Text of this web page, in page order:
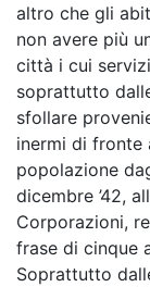
altro che gli
non avere più
città i cui
soprattutto
sfollare
inermi di fronte
popolazione
dicembre ’42,
Corporazioni,
frase di cinque
Soprattutto